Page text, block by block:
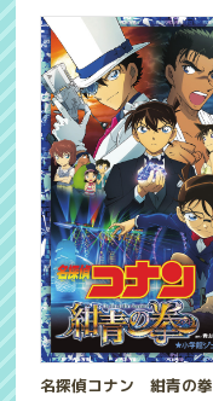
名探偵コナン 紺青の拳